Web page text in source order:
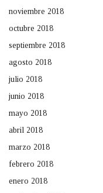
noviembre 2018
octubre 2018
septiembre 2018
agosto 2018
julio 2018
junio 2018
mayo 2018
abril 2018
marzo 2018
febrero 2018
enero 2018